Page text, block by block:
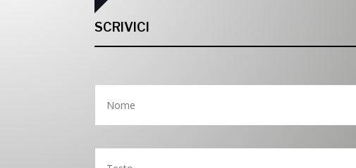
SCRIVICI